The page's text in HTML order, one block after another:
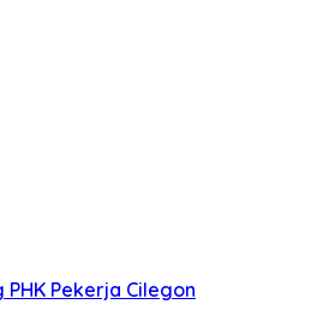
Pekerja Cilegon